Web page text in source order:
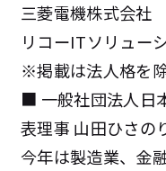
三菱電機株式会社
リコーITソリュー
※掲載は法人格を
■ 一般社団法人日
表理事 山田ひさの
今年は製造業、金